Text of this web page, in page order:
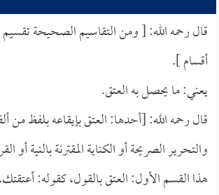
قال رحمه الله: [ ومن التقاسيم الصحيحة تقسيم
أقسام ].
يعني: ما يحصل به العتق.
قال رحمه الله: [أحدها: العتق بإيقاعه بلفظ من
والتحرير الصريحة أو الكناية المقترنة بالنية أو
هذا القسم الأول: العتق بالقول، كقوله: